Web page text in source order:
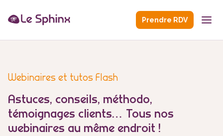
Prendre RDV
Webinaires et tutos Flash
Astuces, conseils, méthodo,
témoignages clients… Tous nos
webinaires au même endroit !